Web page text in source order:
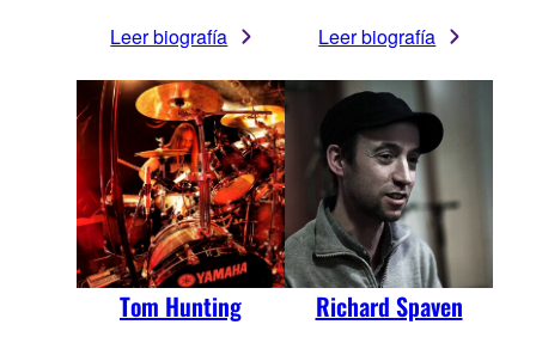
Leer biografía Leer biografía
Tom Hunting Richard Spaven